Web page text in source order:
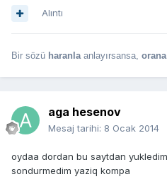
Alıntı
Bir sözü haranla anlayırsansa, orana
aga hesenov
Mesaj tarihi: 8 Ocak 2014
oydaa dordan bu saytdan
sondurmedim yaziq kompa